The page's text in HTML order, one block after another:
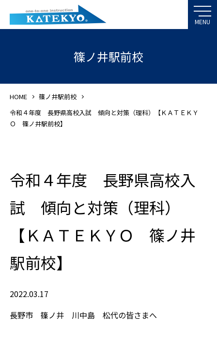
篠ノ井駅前校
HOME
篠ノ井駅前校
令和４年度 長野県高校入試 傾向と対策（理科）【ＫＡＴＥＫＹ
Ｏ 篠ノ井駅前校】
令和４年度 長野県高校入
試 傾向と対策（理科）
【ＫＡＴＥＫＹＯ 篠ノ井
駅前校】
2022.03.17
長野市 篠ノ井 川中島 松代の皆さまへ